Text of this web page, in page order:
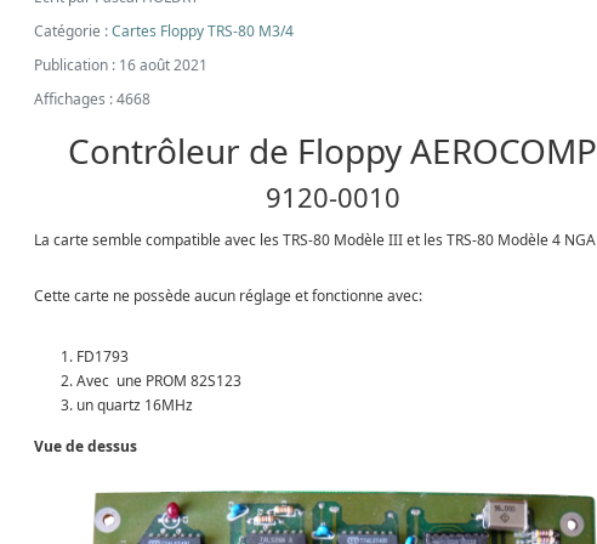
Catégorie :Cartes Floppy TRS-80 M3/4
Publication : 16 août 2021
Affichages : 4668
Contrôleur de Floppy AEROCOMP
9120-0010
La carte semble compatible avec les TRS-80 Modèle III et les TRS-80 Modèle 4 NGA
Cette carte ne possède aucun réglage et fonctionne avec:
FD1793
Avec une PROM 82S123
un quartz 16MHz
Vue de dessus